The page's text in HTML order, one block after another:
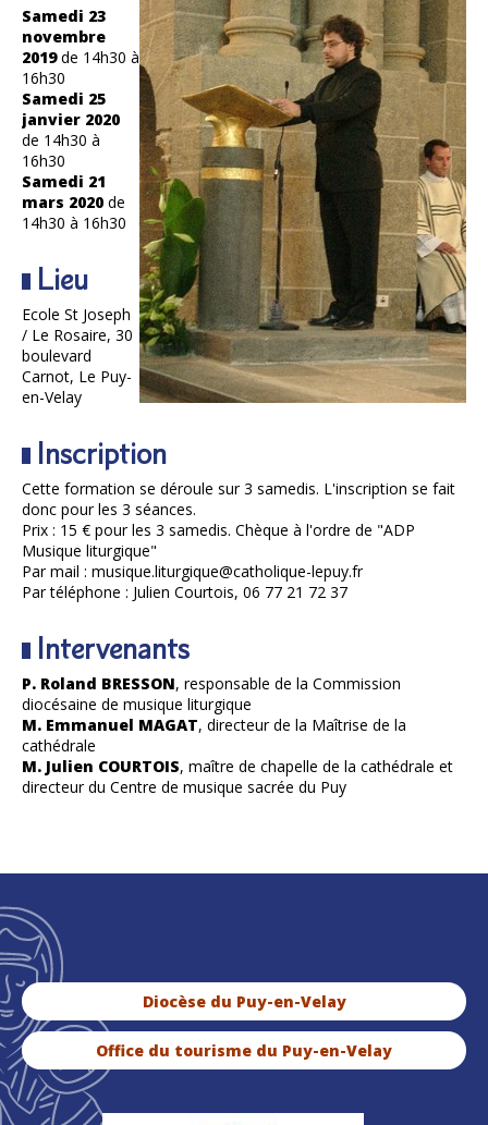
Samedi 23
novembre
2019de 14h30 à
16h30
Samedi 25
janvier 2020
de 14h30 à
16h30
Samedi 21
mars 2020 de
14h30 à 16h30
Lieu
Ecole St Joseph
/ Le Rosaire, 30
boulevard
Carnot, Le Puy-
en-Velay
Inscription
Cette formation se déroule sur 3 samedis. L'inscription se fait
donc pour les 3 séances.
Prix : 15 € pour les 3 samedis. Chèque à l'ordre de "ADP
Musique liturgique"
Par mail : musique.liturgique@catholique-lepuy.fr
Par téléphone : Julien Courtois, 06 77 21 72 37
Intervenants
P. Roland BRESSON, responsable de la Commission
diocésaine de musique liturgique
M. Emmanuel MAGAT, directeur de la Maîtrise de la
cathédrale
M. Julien COURTOIS, maître de chapelle de la cathédrale et
directeur du Centre de musique sacrée du Puy
Diocèse du Puy-en-Velay
Office du tourisme du Puy-en-Velay